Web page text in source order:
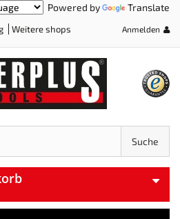
Powered by Translate
Weitere shops Anmelden
Suche